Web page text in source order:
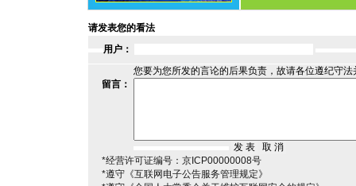
请发表您的看法
用户：
您要为您所发的言论的后果负责，故请各位遵纪守
留言：
*经营许可证编号：京ICP00000008号
*遵守《互联网电子公告服务管理规定》